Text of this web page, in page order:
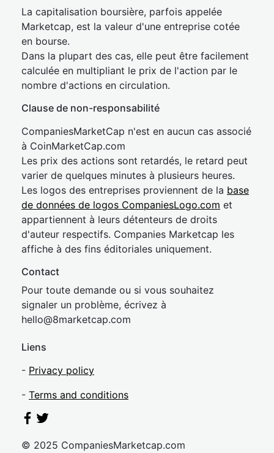
La capitalisation boursière, parfois appelée
Marketcap, est la valeur d'une entreprise cotée
en bourse.
Dans la plupart des cas, elle peut être facilement
calculée en multipliant le prix de l'action par le
nombre d'actions en circulation.
Clause de non-responsabilité
CompaniesMarketCap n'est en aucun cas associé
à CoinMarketCap.com
Les prix des actions sont retardés, le retard peut
varier de quelques minutes à plusieurs heures.
Les logos des entreprises proviennent de la base
de données de logos CompaniesLogo.com et
appartiennent à leurs détenteurs de droits
d'auteur respectifs. Companies Marketcap les
affiche à des fins éditoriales uniquement.
Contact
Pour toute demande ou si vous souhaitez
signaler un problème, écrivez à
hello@8marketcap.com
Liens
- Privacy policy
- Terms and conditions
© 2025 CompaniesMarketcap.com